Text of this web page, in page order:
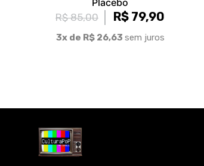
Placebo
R$ 85,00
R$ 79,90
3x de R$ 26,63 sem juros